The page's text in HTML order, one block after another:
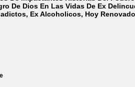
De Dios En Las Vidas De Ex
Ex Alcoholicos, Hoy